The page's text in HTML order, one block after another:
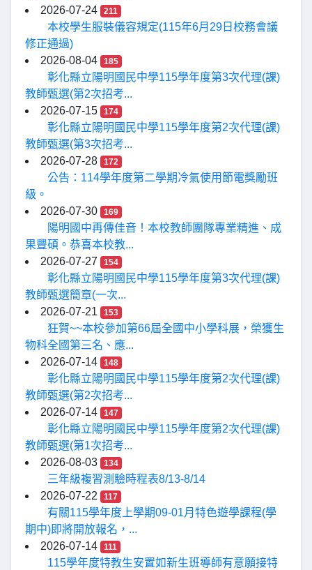
2026-07-24
211
本校學生服裝儀容規定(115年6月29日校務會議
修正通過)
2026-08-04
185
彰化縣立陽明國民中學115學年度第3次代理(課)
教師甄選(第2次招考...
2026-07-15
174
彰化縣立陽明國民中學115學年度第2次代理(課)
教師甄選(第3次招考...
2026-07-28
172
公告：114學年度第二學期冷氣使用節電獎勵班
級。
2026-07-30
169
陽明國中再傳佳音！本校教師團隊專業精進、成
果豐碩。恭喜本校教...
2026-07-27
154
彰化縣立陽明國民中學115學年度第3次代理(課)
教師甄選簡章(一次...
2026-07-21
153
狂賀~~本校參加第66屆全國中小學科展，榮獲生
物科全國第三名、應...
2026-07-14
148
彰化縣立陽明國民中學115學年度第2次代理(課)
教師甄選(第2次招考...
2026-07-14
147
彰化縣立陽明國民中學115學年度第2次代理(課)
教師甄選(第1次招考...
2026-08-03
134
三年級複習測驗時程表8/13-8/14
2026-07-22
117
有關115學年度上學期09-01月特色遊學課程(學
期中)即將開放報名，...
2026-07-14
111
115學年度特教生安置如新生班導師有意願接特